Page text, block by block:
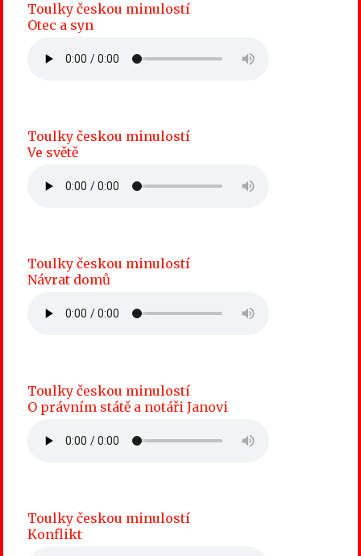
Toulky českou minulostí
Otec a syn
Toulky českou minulostí
Ve světě
Toulky českou minulostí
Návrat domů
Toulky českou minulostí
O právním státě a notáři Janovi
Toulky českou minulostí
Konflikt